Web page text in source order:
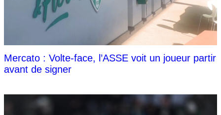
Mercato : Volte-face, l’ASSE voit un joueur partir
avant de signer